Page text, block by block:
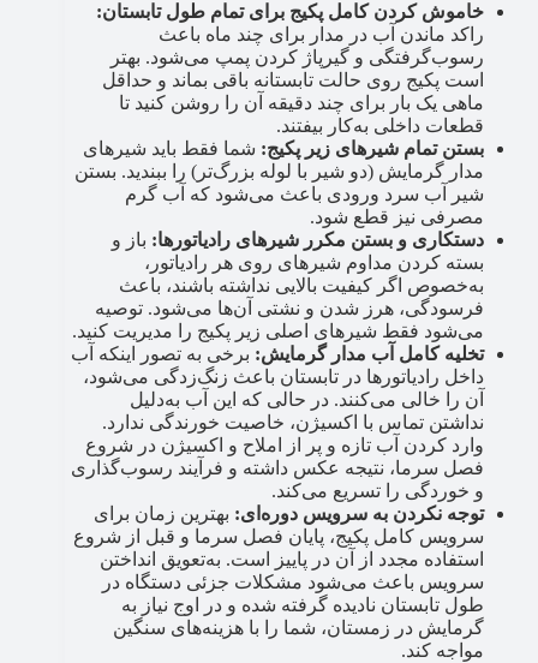
خاموش کردن کامل پکیج برای تمام طول تابستان:
راکد ماندن آب در مدار برای چند ماه باعث
رسوب‌گرفتگی و گیرپاژ کردن پمپ می‌شود. بهتر
است پکیج روی حالت تابستانه باقی بماند و حداقل
ماهی یک بار برای چند دقیقه آن را روشن کنید تا
قطعات داخلی به‌کار بیفتند.
بستن تمام شیرهای زیر پکیج: شما فقط باید شیرهای
مدار گرمایش (دو شیر با لوله بزرگ‌تر) را ببندید. بستن
شیر آب سرد ورودی باعث می‌شود که آب گرم
مصرفی نیز قطع شود.
دستکاری و بستن مکرر شیرهای رادیاتورها: باز و
بسته کردن مداوم شیرهای روی هر رادیاتور،
به‌خصوص اگر کیفیت بالایی نداشته باشند، باعث
فرسودگی، هرز شدن و نشتی آن‌ها می‌شود. توصیه
می‌شود فقط شیرهای اصلی زیر پکیج را مدیریت کنید.
تخلیه کامل آب مدار گرمایش: برخی به تصور اینکه آب
داخل رادیاتورها در تابستان باعث زنگ‌زدگی می‌شود،
آن را خالی می‌کنند. در حالی که این آب به‌دلیل
نداشتن تماس با اکسیژن، خاصیت خورندگی ندارد.
وارد کردن آب تازه و پر از املاح و اکسیژن در شروع
فصل سرما، نتیجه عکس داشته و فرآیند رسوب‌گذاری
و خوردگی را تسریع می‌کند.
توجه نکردن به سرویس دوره‌ای: بهترین زمان برای
سرویس کامل پکیج، پایان فصل سرما و قبل از شروع
استفاده مجدد از آن در پاییز است. به‌تعویق انداختن
سرویس باعث می‌شود مشکلات جزئی دستگاه در
طول تابستان نادیده گرفته شده و در اوج نیاز به
گرمایش در زمستان، شما را با هزینه‌های سنگین
مواجه کند.